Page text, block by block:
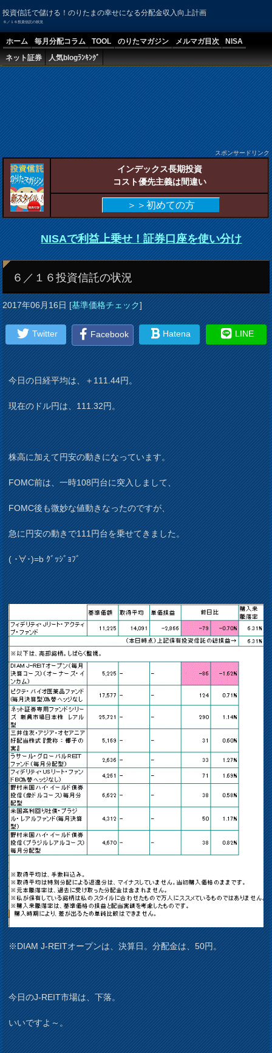
投資信託で儲ける！のりたまの幸せになる分配金収入向上計画
６／１６投資信託の状況
ホーム 毎月分配コラム TOOL のりたマガジン メルマガ目次
NISA
ネット証券
人気blogﾗﾝｷﾝｸﾞ
スポンサードリンク
インデックス長期投資
コスト優先主義は間違い
＞＞初めての方
NISAで利益上乗せ！証券口座を使い分け
６／１６投資信託の状況
2017年06月16日[基準価格チェック]
Twitter Facebook Hatena LINE
今日の日経平均は、＋111.44円。
現在のドル円は、111.32円。
株高に加えて円安の動きになっています。
FOMC前は、一時108円台に突入しまして、
FOMC後も微妙な値動きなったのですが、
急に円安の動きで111円台を乗せてきました。
( ･∀･)=b ｸﾞｯｼﾞｮﾌﾞ
※DIAM J-REITオープンは、決算日。分配金は、50円。
今日のJ-REIT市場は、下落。
いいですよ～。